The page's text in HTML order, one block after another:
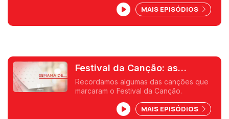
MAIS EPISÓDIOS
Festival da Canção: as
canções do festival -
recordação III
Recordamos algumas das canções que
marcaram o Festival da Canção.
MAIS EPISÓDIOS